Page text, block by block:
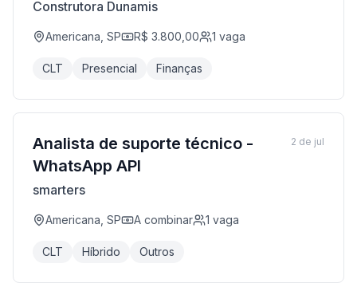
Construtora Dunamis
Americana, SP R$ 3.800,00 1 vaga
CLT Presencial Finanças
Analista de suporte técnico -
WhatsApp API
smarters
Americana, SP A combinar 1 vaga
CLT Híbrido Outros
2 de jul